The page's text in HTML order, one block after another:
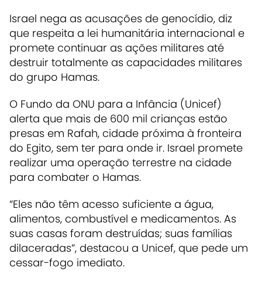
Israel nega as acusações de genocídio, diz
que respeita a lei humanitária internacional e
promete continuar as ações militares até
destruir totalmente as capacidades militares
do grupo Hamas.
O Fundo da ONU para a Infância (Unicef)
alerta que mais de 600 mil crianças estão
presas em Rafah, cidade próxima à fronteira
do Egito, sem ter para onde ir. Israel promete
realizar uma operação terrestre na cidade
para combater o Hamas.
“Eles não têm acesso suficiente a água,
alimentos, combustível e medicamentos. As
suas casas foram destruídas; suas famílias
dilaceradas”, destacou a Unicef, que pede um
cessar-fogo imediato.